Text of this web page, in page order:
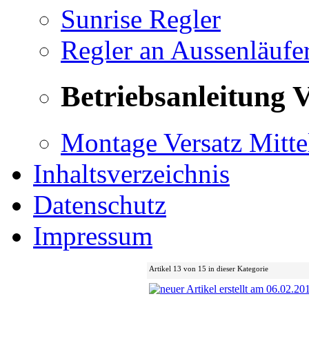
Sunrise Regler
Regler an
Betriebsanleitung
Montage Versatz
Inhaltsverzeichnis
Datenschutz
Impressum
Artikel 13 von 15 in dieser Kategorie